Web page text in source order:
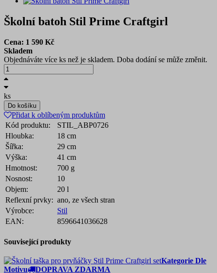
Školní batoh Stil Prime Craftgirl
Cena: 1 590 Kč
Skladem
Objednáváte více ks než je skladem. Doba dodání se může změnit.
ks
Do košíku
Přidat k oblíbeným produktům
Kód produktu:
STIL_ABP0726
Hloubka:
18 cm
Šířka:
29 cm
Výška:
41 cm
Hmotnost:
700 g
Nosnost:
10
Objem:
20 l
Reflexní prvky: ano, ze všech stran
Výrobce:
Stil
EAN:
8596641036628
Související produkty
Kategorie Dle
Motivu
DOPRAVA ZDARMA